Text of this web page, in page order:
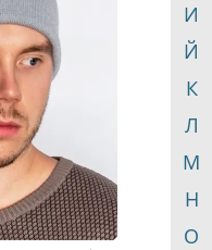
И
Й
К
Л
М
Н
О